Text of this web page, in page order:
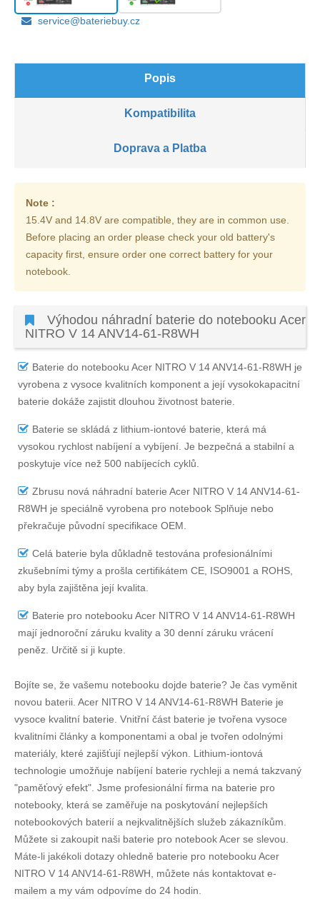
service@bateriebuy.cz
Popis
Kompatibilita
Doprava a Platba
Note :
15.4V and 14.8V are compatible, they are in common use.
Before placing an order please check your old battery's
capacity first, ensure order one correct battery for your
notebook.
Výhodou náhradní baterie do notebooku Acer
NITRO V 14 ANV14-61-R8WH
Baterie do notebooku Acer NITRO V 14 ANV14-61-R8WH je
vyrobena z vysoce kvalitních komponent a její vysokokapacitní
baterie dokáže zajistit dlouhou životnost baterie.
Baterie se skládá z lithium-iontové baterie, která má
vysokou rychlost nabíjení a vybíjení. Je bezpečná a stabilní a
poskytuje více než 500 nabíjecích cyklů.
Zbrusu nová náhradní baterie Acer NITRO V 14 ANV14-61-
R8WH je speciálně vyrobena pro notebook Splňuje nebo
překračuje původní specifikace OEM.
Celá baterie byla důkladně testována profesionálními
zkušebními týmy a prošla certifikátem CE, ISO9001 a ROHS,
aby byla zajištěna její kvalita.
Baterie pro notebooku Acer NITRO V 14 ANV14-61-R8WH
mají jednoroční záruku kvality a 30 denní záruku vrácení
peněz. Určitě si ji kupte.
Bojíte se, že vašemu notebooku dojde baterie? Je čas vyměnit
novou baterii. Acer NITRO V 14 ANV14-61-R8WH Baterie je
vysoce kvalitní baterie. Vnitřní část baterie je tvořena vysoce
kvalitními články a komponentami a obal je tvořen odolnými
materiály, které zajišťují nejlepší výkon. Lithium-iontová
technologie umožňuje nabíjení baterie rychleji a nemá takzvaný
"paměťový efekt". Jsme profesionální firma na baterie pro
notebooky, která se zaměřuje na poskytování nejlepších
notebookových baterií a nejkvalitnějších služeb zákazníkům.
Můžete si zakoupit naši baterie pro notebook Acer se slevou.
Máte-li jakékoli dotazy ohledně baterie pro notebooku Acer
NITRO V 14 ANV14-61-R8WH , můžete nás kontaktovat e-
mailem a my vám odpovíme do 24 hodin.